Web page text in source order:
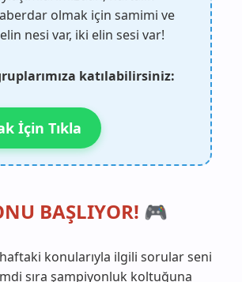
olmak için samimi ve
nesi var, iki elin sesi var!
katılabilirsiniz:
İçin Tıkla
BAŞLIYOR! 🎮
konularıyla ilgili sorular seni
sıra şampiyonluk koltuğuna